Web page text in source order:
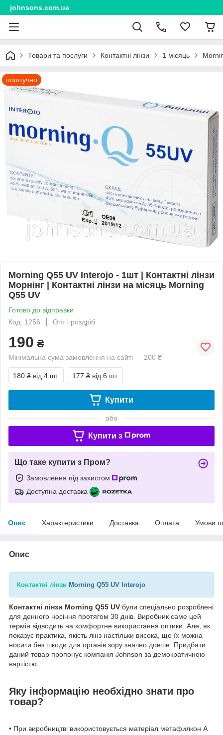
johnsons.com.ua
Товари та послуги Контактні лінзи 1 місяць
поштучно
Morning Q55 UV Interojo - 1шт | Контактні лінзи
Морнінг | Контактні лінзи на місяць Morning
Q55 UV
Готово до відправки
Код: 1256
Опт і роздріб
190 ₴
Мінімальна сума замовлення на сайті — 200 ₴
180 ₴ від 4 шт. 177 ₴ від 6 шт.
Купити
або
Купити з
Що таке купити з Пром?
Замовлення під захистом
Доступна доставка
Опис Характеристики Доставка Оплата Умови
Опис
Контактні лінзи Morning Q55 UV Interojo
Контактні лінзи Morning Q55 UV були спеціально розроблені
для денного носіння протягом 30 днів. Виробник саме цей
термін відводить на комфортне використання оптики. Але, як
показує практика, якість лінз настільки висока, що їх можна
носити без шкоди для органів зору значно довше. Придбати
даний товар пропонує компанія Johnson за демократичною
вартістю.
Яку інформацію необхідно знати про
товар?
• При виробництві використовується матеріал метафилкон А